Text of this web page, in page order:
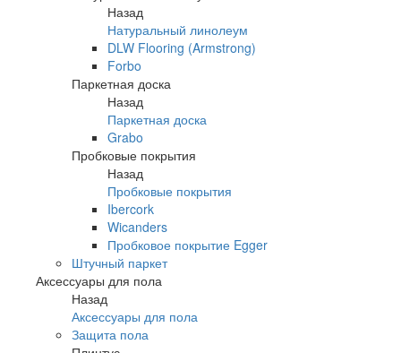
Назад
Натуральный линолеум
DLW Flooring (Armstrong)
Forbo
Паркетная доска
Назад
Паркетная доска
Grabo
Пробковые покрытия
Назад
Пробковые покрытия
Ibercork
Wicanders
Пробковое покрытие Egger
Штучный паркет
Аксессуары для пола
Назад
Аксессуары для пола
Защита пола